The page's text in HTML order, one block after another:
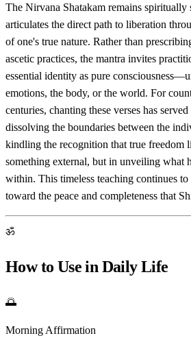
The Nirvana Shatakam remains spiritually
articulates the direct path to liberation
of one's true nature. Rather than
ascetic practices, the mantra invites
essential identity as pure
emotions, the body, or the world. For
centuries, chanting these verses has
dissolving the boundaries between the
kindling the recognition that true freedom
something external, but in unveiling what
within. This timeless teaching continues
toward the peace and completeness that
ॐ
How to Use in Daily Life
🌅
Morning Affirmation